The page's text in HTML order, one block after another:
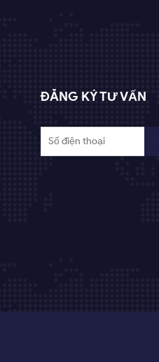
ĐĂNG KÝ TƯ VẤN